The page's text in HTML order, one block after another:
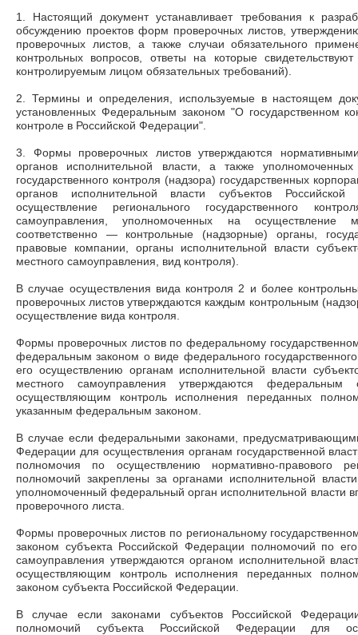
1. Настоящий документ устанавливает требования к
обсуждению проектов форм проверочных листов,
проверочных листов, а также случаи обязательного
контрольных вопросов, ответы на которые
контролируемым лицом обязательных требований).
2. Термины и определения, используемые в настоящем
установленных Федеральным законом "О государственном
контроле в Российской Федерации".
3. Формы проверочных листов утверждаются
органов исполнительной власти, а также
государственного контроля (надзора) государственных
органов исполнительной власти субъектов
осуществление регионального государственного
самоуправления, уполномоченных на осуществление
соответственно —контрольные (надзорные) органы,
правовые компании, органы исполнительной власти
местного самоуправления, вид контроля).
В случае осуществления вида контроля 2 и более
проверочных листов утверждаются каждым контрольным
осуществление вида контроля.
Формы проверочных листов по федеральному
федеральным законом о виде федерального
его осуществлению органам исполнительной власти
местного самоуправления утверждаются федеральным
осуществляющим контроль исполнения переданных
указанным федеральным законом.
В случае если федеральными законами,
Федерации для осуществления органам государственной
полномочия по осуществлению нормативно-правового
полномочий закреплены за органами исполнительной
уполномоченный федеральный орган исполнительной власти
проверочного листа.
Формы проверочных листов по региональному
законом субъекта Российской Федерации полномочий по
самоуправления утверждаются органом исполнительной
осуществляющим контроль исполнения переданных
законом субъекта Российской Федерации.
В случае если законами субъектов Российской
полномочий субъекта Российской Федерации для